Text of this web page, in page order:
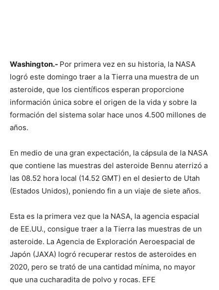
Washington.- Por primera vez en su historia, la NASA
logró este domingo traer a la Tierra una muestra de un
asteroide, que los científicos esperan proporcione
información única sobre el origen de la vida y sobre la
formación del sistema solar hace unos 4.500 millones de
años.
En medio de una gran expectación, la cápsula de la NASA
que contiene las muestras del asteroide Bennu aterrizó a
las 08.52 hora local (14.52 GMT) en el desierto de Utah
(Estados Unidos), poniendo fin a un viaje de siete años.
Esta es la primera vez que la NASA, la agencia espacial
de EE.UU., consigue traer a la Tierra las muestras de un
asteroide. La Agencia de Exploración Aeroespacial de
Japón (JAXA) logró recuperar restos de asteroides en
2020, pero se trató de una cantidad mínima, no mayor
que una cucharadita de polvo y rocas. EFE